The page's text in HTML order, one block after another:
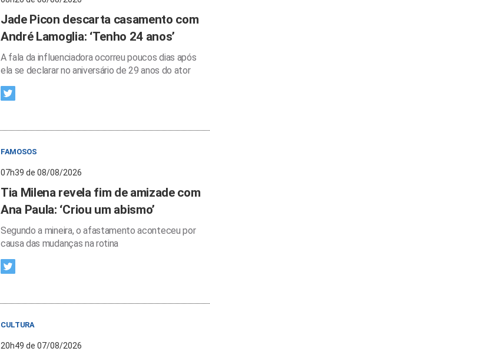
Jade Picon descarta casamento com
André Lamoglia: ‘Tenho 24 anos’
A fala da influenciadora ocorreu poucos dias após
ela se declarar no aniversário de 29 anos do ator
FAMOSOS
07h39 de 08/08/2026
Tia Milena revela fim de amizade com
Ana Paula: ‘Criou um abismo’
Segundo a mineira, o afastamento aconteceu por
causa das mudanças na rotina
CULTURA
20h49 de 07/08/2026